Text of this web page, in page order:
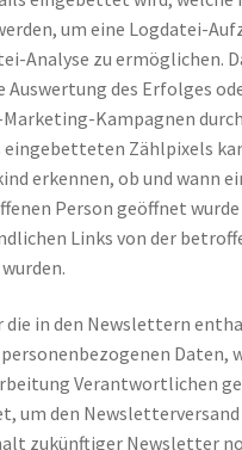
um eine Logdatei-
Analyse zu ermöglichen.
des Erfolges
Kampagnen
eingebetteten Zählpixels
erkennen, ob und wann
Person geöffnet wurde
Links von der
die in den Newslettern
Daten,
Verantwortlichen
um den
zukünftiger Newsletter